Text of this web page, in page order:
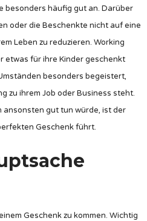
besonders häufig gut an. Darüber
oder die Beschenkte nicht auf eine
Leben zu reduzieren. Working
etwas für ihre Kinder geschenkt
besonders begeistert,
zu ihrem Job oder Business steht.
ansonsten gut tun würde, ist der
Geschenk führt.
Geschenk zu kommen. Wichtig